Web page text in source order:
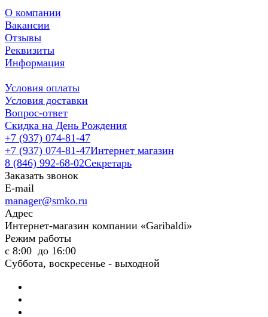
О компании
Вакансии
Отзывы
Реквизиты
Информация
Условия оплаты
Условия доставки
Вопрос-ответ
Скидка на День Рождения
+7 (937) 074-81-47
+7 (937) 074-81-47Интернет магазин
8 (846) 992-68-02Секретарь
Заказать звонок
E-mail
manager@smko.ru
Адрес
Интернет-магазин компании «Garibaldi»
Режим работы
с 8:00 до 16:00
Суббота, воскресенье - выходной